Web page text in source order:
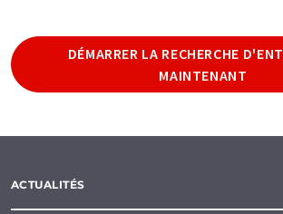
DÉMARRER LA RECHERCHE
MAINTENANT
ACTUALITÉS